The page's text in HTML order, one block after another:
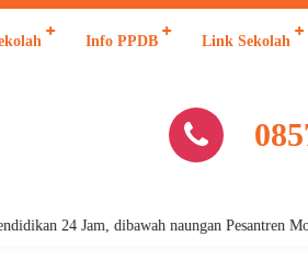
Info PPDB Link Sekolah
24 Jam, dibawah naungan Pesantren Modern